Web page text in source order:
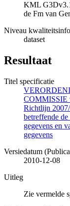
KML
de Fm van
Niveau
dataset
Resultaat
Titel specificatie
COMMISSIE
Richtlijn 2007/
betreffende
gegevens en
gegevens
Versiedatum
2010-12-08
Uitleg
Zie vermelde